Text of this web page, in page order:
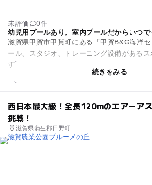
未評価
0件
幼児用プールあり。室内プールだからいつで
滋賀県甲賀市甲賀町にある「甲賀B&G海洋
ール、スタジオ、トレーニング設備がある
す。プールは競泳用、歩行用、幼児用、ジャ
ります。幼児用は水深50...続きをみる
西日本最大級！全長120mのエアーア
挑戦！
滋賀県蒲生郡日野町